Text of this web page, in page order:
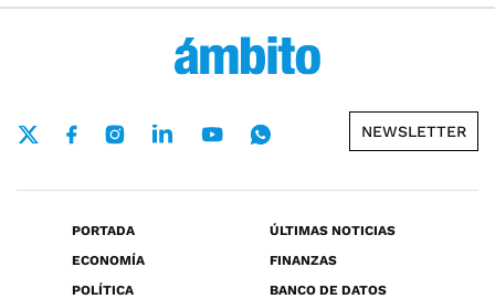
NEWSLETTER
PORTADA
ÚLTIMAS NOTICIAS
ECONOMÍA
FINANZAS
POLÍTICA
BANCO DE DATOS